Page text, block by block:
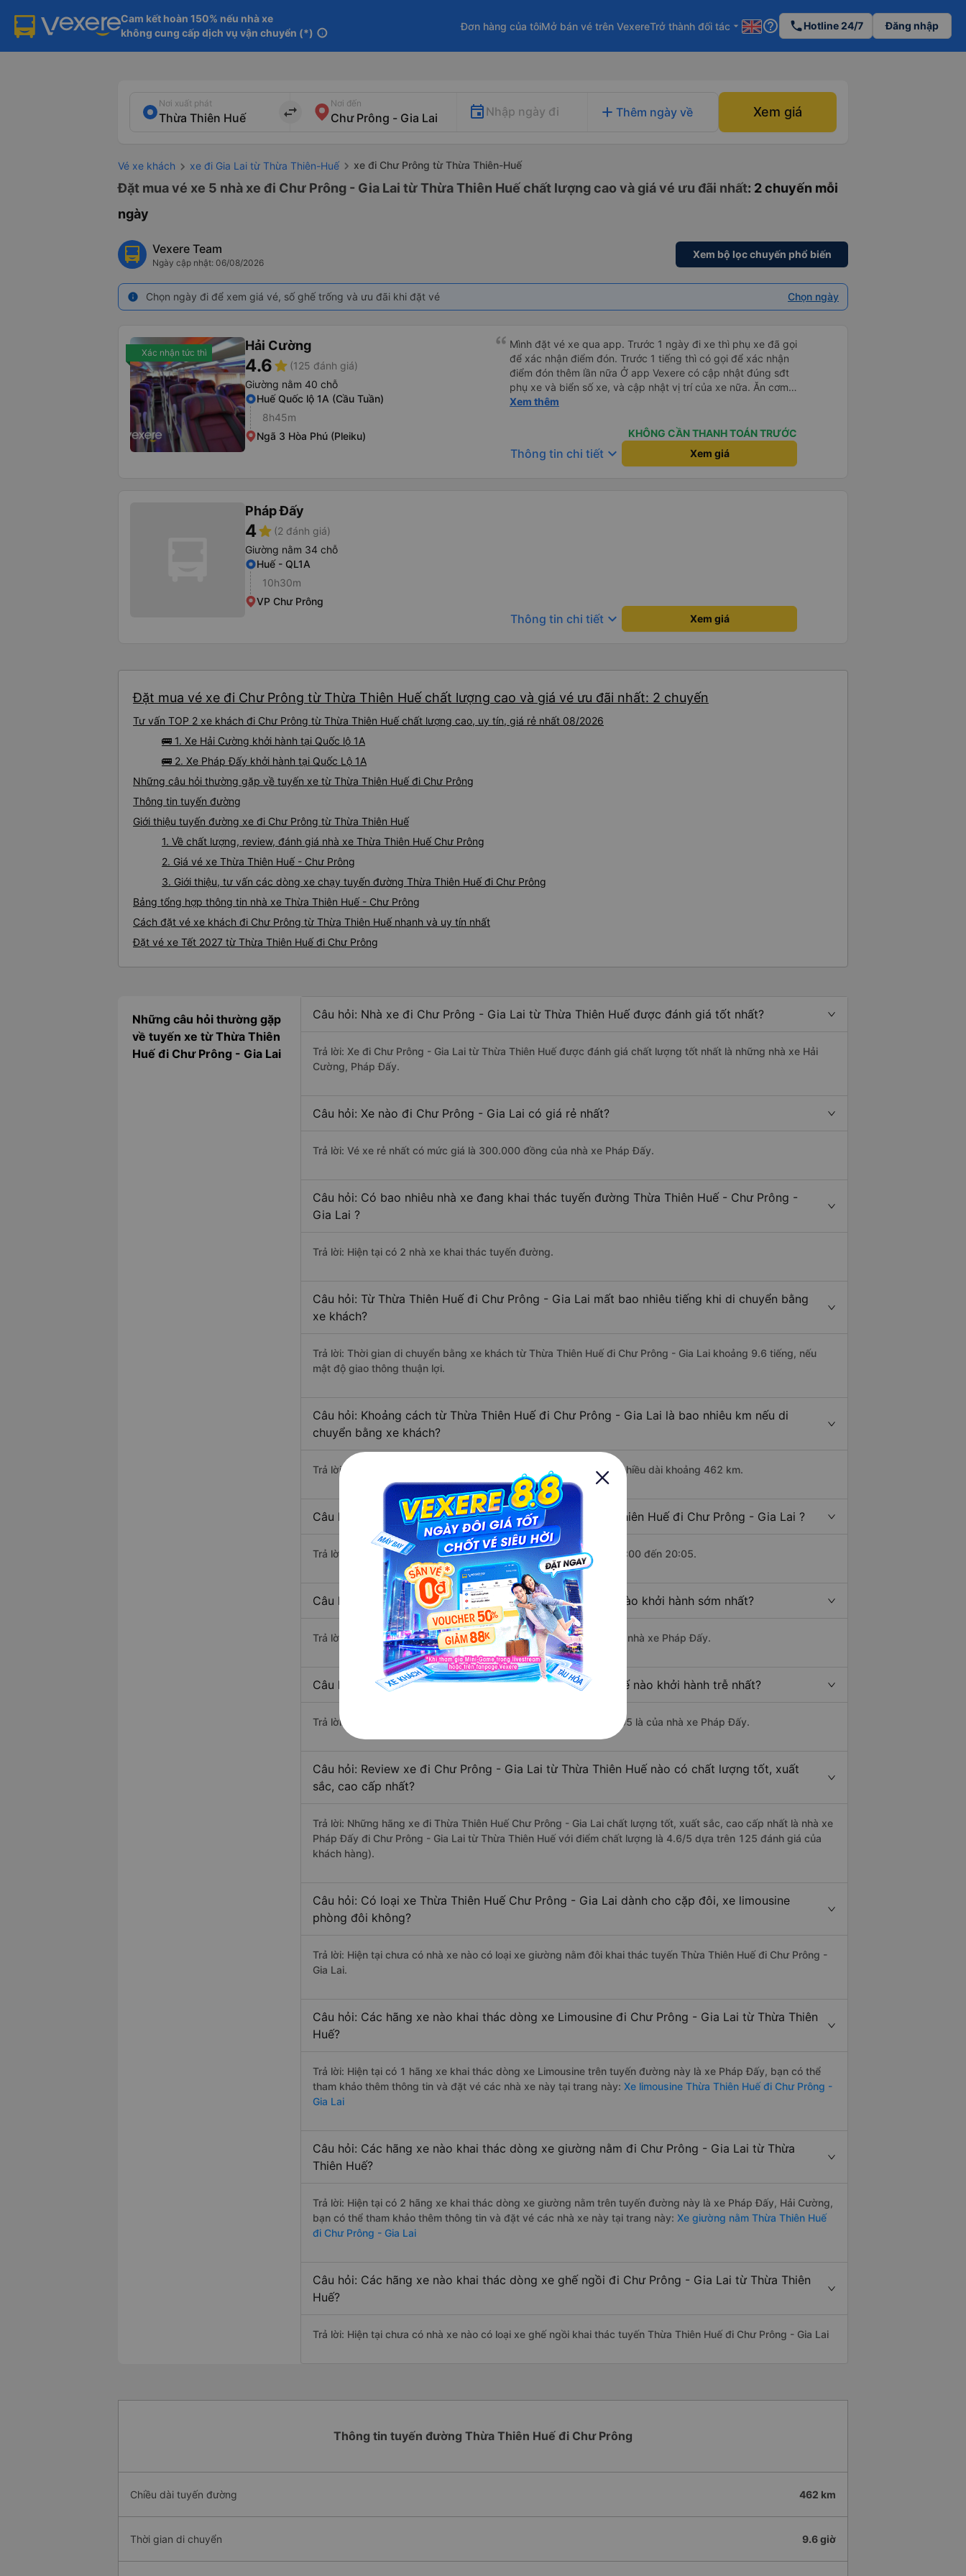
Cam kết hoàn 150% nếu nhà xe
không cung cấp dịch vụ vận chuyển (*) info
Đơn hàng của tôiMở bán vé trên VexereTrở thành đối tác arrow_drop_down help_outline phoneHotline 24/7 Đăng nhập
Nơi xuất phát
import_export
Nơi đến
Nhập ngày đi add Thêm ngày về Xem giá
Vé xe khách xe đi Gia Lai từ Thừa Thiên-Huế xe đi Chư Prông từ Thừa Thiên-Huế
Đặt mua vé xe 5 nhà xe đi Chư Prông - Gia Lai từ Thừa Thiên Huế chất lượng cao và giá vé ưu đãi nhất: 2 chuyến mỗi
ngày
Vexere Team
Ngày cập nhật: 06/08/2026
Xem bộ lọc chuyến phổ biến
info Chọn ngày đi để xem giá vé, số ghế trống và ưu đãi khi đặt vé Chọn ngày
Xác nhận tức thì Hải Cường
4.6star (125 đánh giá)
Giường nằm 40 chỗ
Huế Quốc lộ 1A (Cầu Tuần)
8h45m
Ngã 3 Hòa Phú (Pleiku)
Mình đặt vé xe qua app. Trước 1 ngày đi xe thì phụ xe đã gọi
để xác nhận điểm đón. Trước 1 tiếng thì có gọi để xác nhận
điểm đón thêm lần nữa Ở app Vexere có cập nhật đúng sđt
phụ xe và biển số xe, và cập nhật vị trí của xe nữa. Ăn cơm
tối là 50k/ người. Chỗ nằm thoải mái, có nước, ổ cắm sạc
Xem thêm
KHÔNG CẦN THANH TOÁN TRƯỚC
Thông tin chi tiết keyboard_arrow_down Xem giá
Pháp Đấy
4star (2 đánh giá)
Giường nằm 34 chỗ
Huế - QL1A
10h30m
VP Chư Prông
Thông tin chi tiết keyboard_arrow_down Xem giá
Đặt mua vé xe đi Chư Prông từ Thừa Thiên Huế chất lượng cao và giá vé ưu đãi nhất: 2 chuyến
Tư vấn TOP 2 xe khách đi Chư Prông từ Thừa Thiên Huế chất lượng cao, uy tín, giá rẻ nhất 08/2026
🚌 1. Xe Hải Cường khởi hành tại Quốc lộ 1A
🚌 2. Xe Pháp Đấy khởi hành tại Quốc Lộ 1A
Những câu hỏi thường gặp về tuyến xe từ Thừa Thiên Huế đi Chư Prông
Thông tin tuyến đường
Giới thiệu tuyến đường xe đi Chư Prông từ Thừa Thiên Huế
1. Về chất lượng, review, đánh giá nhà xe Thừa Thiên Huế Chư Prông
2. Giá vé xe Thừa Thiên Huế - Chư Prông
3. Giới thiệu, tư vấn các dòng xe chạy tuyến đường Thừa Thiên Huế đi Chư Prông
Bảng tổng hợp thông tin nhà xe Thừa Thiên Huế - Chư Prông
Cách đặt vé xe khách đi Chư Prông từ Thừa Thiên Huế nhanh và uy tín nhất
Đặt vé xe Tết 2027 từ Thừa Thiên Huế đi Chư Prông
Những câu hỏi thường gặp
về tuyến xe từ Thừa Thiên
Huế đi Chư Prông - Gia Lai
Câu hỏi: Nhà xe đi Chư Prông - Gia Lai từ Thừa Thiên Huế được đánh giá tốt nhất?
Trả lời: Xe đi Chư Prông - Gia Lai từ Thừa Thiên Huế được đánh giá chất lượng tốt nhất là những nhà xe Hải
Cường, Pháp Đấy.
Câu hỏi: Xe nào đi Chư Prông - Gia Lai có giá rẻ nhất?
Trả lời: Vé xe rẻ nhất có mức giá là 300.000 đồng của nhà xe Pháp Đấy.
Câu hỏi: Có bao nhiêu nhà xe đang khai thác tuyến đường Thừa Thiên Huế - Chư Prông -
Gia Lai ?
Trả lời: Hiện tại có 2 nhà xe khai thác tuyến đường.
Câu hỏi: Từ Thừa Thiên Huế đi Chư Prông - Gia Lai mất bao nhiêu tiếng khi di chuyển bằng
xe khách?
Trả lời: Thời gian di chuyển bằng xe khách từ Thừa Thiên Huế đi Chư Prông - Gia Lai khoảng 9.6 tiếng, nếu
mật độ giao thông thuận lợi.
Câu hỏi: Khoảng cách từ Thừa Thiên Huế đi Chư Prông - Gia Lai là bao nhiêu km nếu di
chuyển bằng xe khách?
Trả lời: Đoạn đường đi Chư Prông - Gia Lai từ Thừa Thiên Huế có chiều dài khoảng 462 km.
Câu hỏi: Mỗi ngày có bao nhiêu chuyến xe khách Thừa Thiên Huế đi Chư Prông - Gia Lai ?
Trả lời: Trung bình mỗi ngày có khoảng 2 chuyến xe bắt đầu từ 17:00 đến 20:05.
Câu hỏi: Nhà xe đi Thừa Thiên Huế Chư Prông - Gia Lai nào khởi hành sớm nhất?
Trả lời: Chuyến xe có giờ xuất phát sớm nhất vào lúc 17:00 là của nhà xe Pháp Đấy.
Câu hỏi: Nhà xe đi Chư Prông - Gia Lai từ Thừa Thiên Huế nào khởi hành trễ nhất?
Trả lời: Chuyến xe có giờ xuất phát trễ (muộn) nhất là vào lúc 20:05 là của nhà xe Pháp Đấy.
Câu hỏi: Review xe đi Chư Prông - Gia Lai từ Thừa Thiên Huế nào có chất lượng tốt, xuất
sắc, cao cấp nhất?
Trả lời: Những hãng xe đi Thừa Thiên Huế Chư Prông - Gia Lai chất lượng tốt, xuất sắc, cao cấp nhất là nhà xe
Pháp Đấy đi Chư Prông - Gia Lai từ Thừa Thiên Huế với điểm chất lượng là 4.6/5 dựa trên 125 đánh giá của
khách hàng).
Câu hỏi: Có loại xe Thừa Thiên Huế Chư Prông - Gia Lai dành cho cặp đôi, xe limousine
phòng đôi không?
Trả lời: Hiện tại chưa có nhà xe nào có loại xe giường nằm đôi khai thác tuyến Thừa Thiên Huế đi Chư Prông -
Gia Lai.
Câu hỏi: Các hãng xe nào khai thác dòng xe Limousine đi Chư Prông - Gia Lai từ Thừa Thiên
Huế?
Trả lời: Hiện tại có 1 hãng xe khai thác dòng xe Limousine trên tuyến đường này là xe Pháp Đấy, bạn có thể
tham khảo thêm thông tin và đặt vé các nhà xe này tại trang này: Xe limousine Thừa Thiên Huế đi Chư Prông -
Gia Lai
Câu hỏi: Các hãng xe nào khai thác dòng xe giường nằm đi Chư Prông - Gia Lai từ Thừa
Thiên Huế?
Trả lời: Hiện tại có 2 hãng xe khai thác dòng xe giường nằm trên tuyến đường này là xe Pháp Đấy, Hải Cường,
bạn có thể tham khảo thêm thông tin và đặt vé các nhà xe này tại trang này: Xe giường nằm Thừa Thiên Huế
đi Chư Prông - Gia Lai
Câu hỏi: Các hãng xe nào khai thác dòng xe ghế ngồi đi Chư Prông - Gia Lai từ Thừa Thiên
Huế?
Trả lời: Hiện tại chưa có nhà xe nào có loại xe ghế ngồi khai thác tuyến Thừa Thiên Huế đi Chư Prông - Gia Lai
Thông tin tuyến đường Thừa Thiên Huế đi Chư Prông
Chiều dài tuyến đường 462 km
Thời gian di chuyển 9.6 giờ